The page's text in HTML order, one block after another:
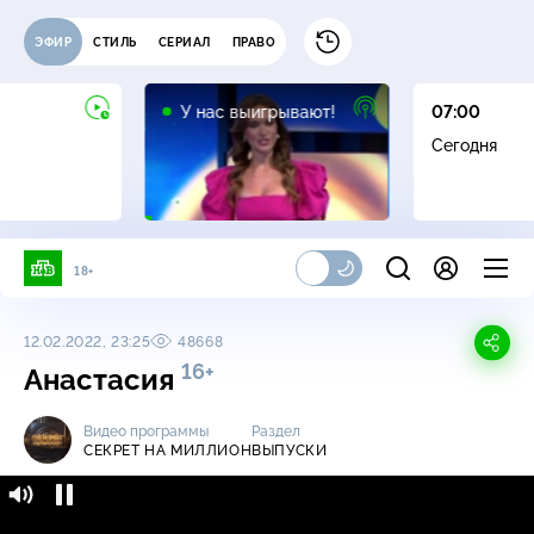
ЭФИР СТИЛЬ СЕРИАЛ ПРАВО
У нас выигрывают!
12+
07:00
Сегодня
18+
12.02.2022, 23:25 48668
Анастасия 16+
Видео программы
СЕКРЕТ НА МИЛЛИОН
Раздел
ВЫПУСКИ